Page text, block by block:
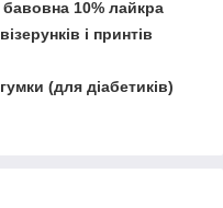
бавовна 10% лайкра
і принтів
(для діабетиків)